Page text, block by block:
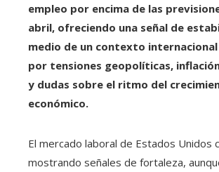
empleo por encima de las
abril, ofreciendo una señal de
medio de un contexto
por tensiones geopolíticas,
y dudas sobre el ritmo del
económico.
El mercado laboral de Estados Unidos
mostrando señales de fortaleza,